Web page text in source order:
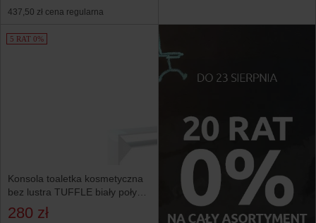
437,50 zł cena regularna
5 RAT 0%
Konsola toaletka kosmetyczna
bez lustra TUFFLE biały połysk
do makijażu
280 zł